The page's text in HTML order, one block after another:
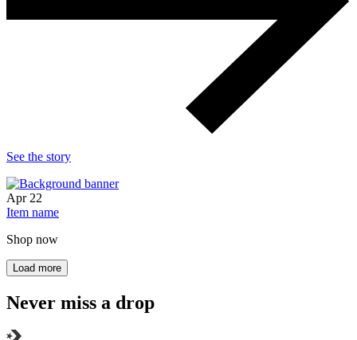
See the story
Apr 22
Item name
Shop now
Load more
Never miss a drop